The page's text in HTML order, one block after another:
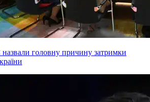
головну причину затримки